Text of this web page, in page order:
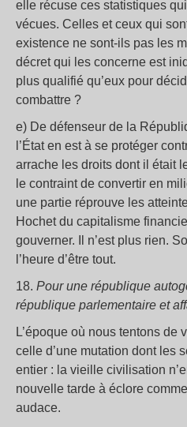
elle récuse ces statistiques
vécues. Celles et ceux qui
existence ne sont-ils pas les
décret qui les concerne est
plus qualifié qu’eux pour
combattre ?
e) De défenseur de la
l’État en est à se protéger
arrache les droits dont il était
le contraint de convertir en
une partie réprouve les
Hochet du capitalisme
gouverner. Il n’est plus rien.
l’heure d’être tout.
18. Pour une république
république parlementaire et
L’époque où nous tentons de
celle d’une mutation dont les
entier : la vieille civilisation
nouvelle tarde à éclore
audace.